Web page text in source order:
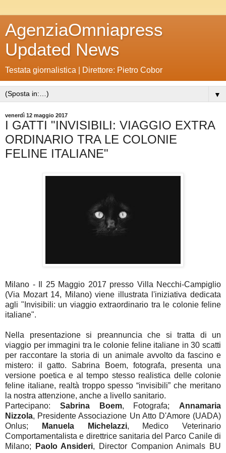
AgenziaOmniapress
Updated News
Testata giornalistica | Direttore: Pietro Cobor
▼
venerdì 12 maggio 2017
I GATTI "INVISIBILI: VIAGGIO EXTRA
ORDINARIO TRA LE COLONIE
FELINE ITALIANE"
Milano - Il 25 Maggio 2017 presso Villa Necchi-Campiglio
(Via Mozart 14, Milano) viene illustrata l'iniziativa dedicata
agli "Invisibili: un viaggio extraordinario tra le colonie feline
italiane".
Nella presentazione si preannuncia che si tratta di un
viaggio per immagini tra le colonie feline italiane in 30 scatti
per raccontare la storia di un animale avvolto da fascino e
mistero: il gatto. Sabrina Boem, fotografa, presenta una
versione poetica e al tempo stesso realistica delle colonie
feline italiane, realtà troppo spesso “invisibili” che meritano
la nostra attenzione, anche a livello sanitario.
Partecipano: Sabrina Boem, Fotografa; Annamaria
Nizzola, Presidente Associazione Un Atto D'Amore (UADA)
Onlus;
Manuela Michelazzi, Medico Veterinario
Comportamentalista e direttrice sanitaria del Parco Canile di
Milano;
Paolo Ansideri, Director Companion Animals BU